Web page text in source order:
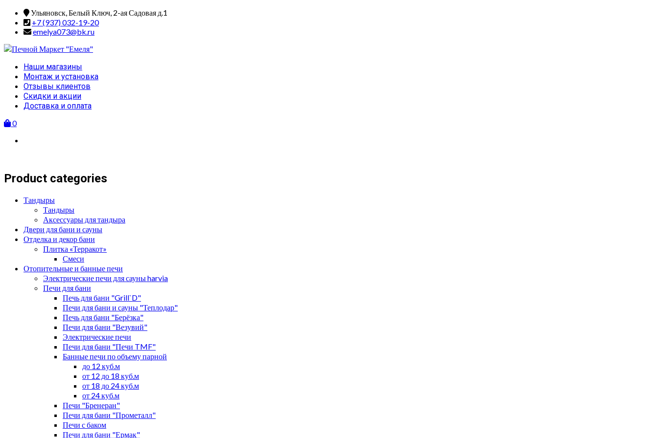
Skip
content
Ульяновск, Белый Ключ, 2-ая Садовая д.1
+7 (937) 032-19-20
emelya073@bk.ru
Primary
Menu
Наши магазины
Монтаж и установка
Отзывы клиентов
Скидки и акции
Доставка и оплата
0
Product categories
Тандыры
Тандыры
Аксессуары для тандыра
Двери для бани и сауны
Отделка и декор бани
Плитка «Терракот»
Смеси
Отопительные и банные печи
Электрические печи для сауны harvia
Печи для бани
Печь для бани "Grill`D"
Печи для бани и сауны "Теплодар"
Печь для бани "Берёзка"
Печи для бани "Везувий"
Электрические печи
Печи для бани "Печи TMF"
Банные печи по объему парной
до 12 куб.м
от 12 до 18 куб.м
от 18 до 24 куб.м
от 24 куб.м
Печи "Бренеран"
Печи для бани "Прометалл"
Печи с баком
Печи для бани "Ермак"